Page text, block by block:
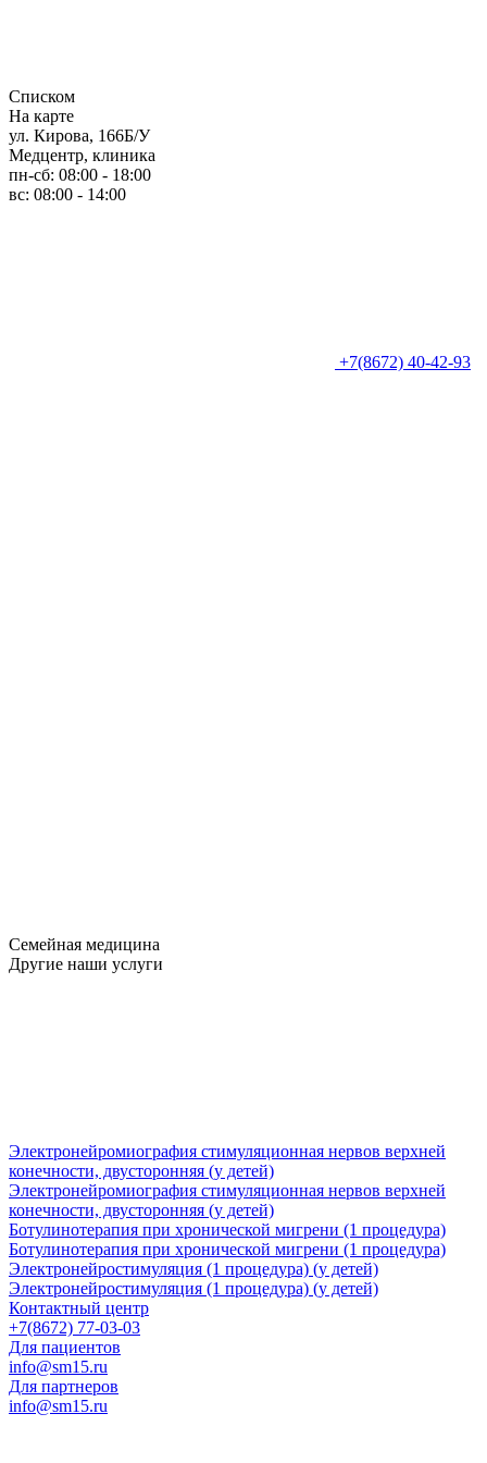
Списком
На карте
ул. Кирова, 166Б/У
Медцентр, клиника
пн-сб: 08:00 - 18:00
вс: 08:00 - 14:00
+7(8672) 40-42-93
Семейная медицина
Другие наши услуги
Электронейромиография стимуляционная нервов верхней
конечности, двусторонняя (у детей)
Электронейромиография стимуляционная нервов верхней
конечности, двусторонняя (у детей)
Ботулинотерапия при хронической мигрени (1 процедура)
Ботулинотерапия при хронической мигрени (1 процедура)
Электронейростимуляция (1 процедура) (у детей)
Электронейростимуляция (1 процедура) (у детей)
Контактный центр
+7(8672) 77-03-03
Для пациентов
info@sm15.ru
Для партнеров
info@sm15.ru